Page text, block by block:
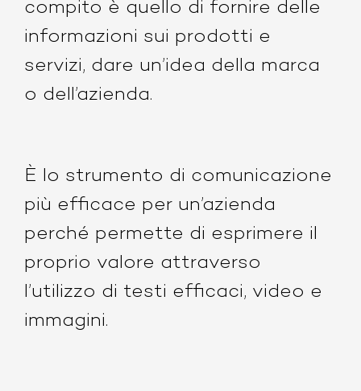
compito è quello di fornire delle
informazioni sui prodotti e
servizi, dare un’idea della marca
o dell’azienda.
È lo strumento di comunicazione
più efficace per un’azienda
perché permette di esprimere il
proprio valore attraverso
l’utilizzo di testi efficaci, video e
immagini.